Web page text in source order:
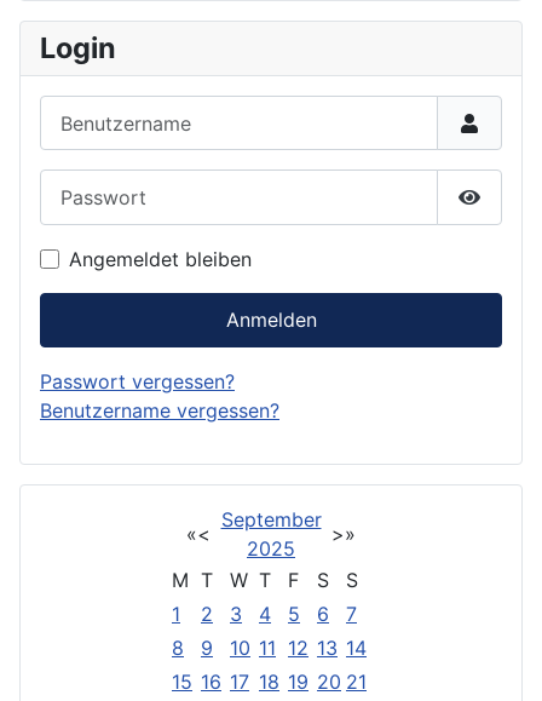
Login
Angemeldet bleiben
Anmelden
Passwort vergessen?
Benutzername vergessen?
«<
September
2025
>»
M T W T F S
S
1
2 3 4 5 6
7
8
9 10 11 12 13 14
15 16 17 18 19 20 21